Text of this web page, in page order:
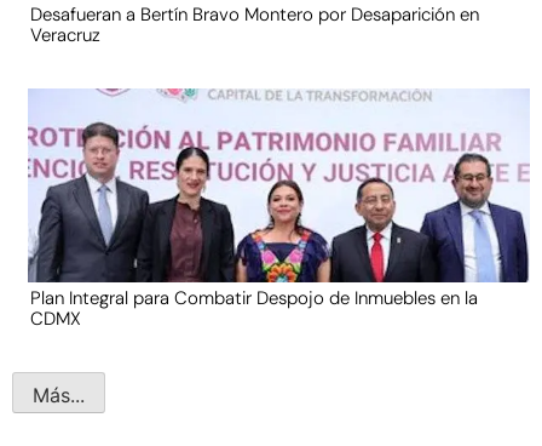
Desafueran a Bertín Bravo Montero por Desaparición en
Veracruz
Plan Integral para Combatir Despojo de Inmuebles en la
CDMX
Más...